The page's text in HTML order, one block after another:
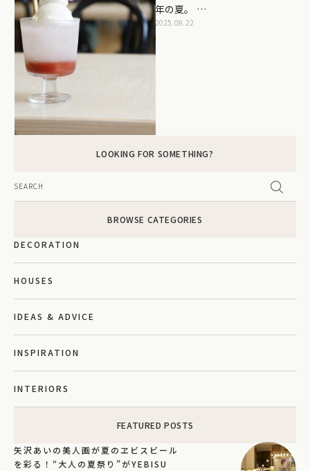
年の夏。 …
2025.08.22
LOOKING FOR SOMETHING?
BROWSE CATEGORIES
DECORATION
HOUSES
IDEAS & ADVICE
INSPIRATION
INTERIORS
FEATURED POSTS
矢沢あいの美人画が夏のヱビスビール
を彩る！“大人の夏祭り”がYEBISU